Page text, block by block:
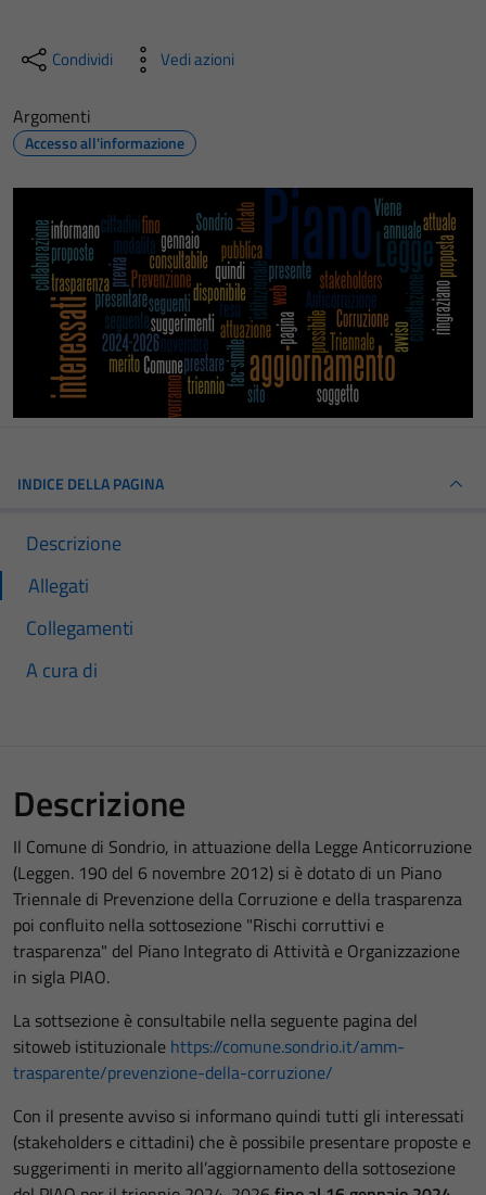
Condividi Vedi azioni
Argomenti
Accesso all'informazione
INDICE DELLA PAGINA
Descrizione
Allegati
Collegamenti
A cura di
Descrizione
Il Comune di Sondrio, in attuazione della Legge Anticorruzione
(Leggen. 190 del 6 novembre 2012) si è dotato di un Piano
Triennale di Prevenzione della Corruzione e della trasparenza
poi confluito nella sottosezione "Rischi corruttivi e
trasparenza" del Piano Integrato di Attività e Organizzazione
in sigla PIAO.
La sottsezione è consultabile nella seguente pagina del
sitoweb istituzionale https://comune.sondrio.it/amm-
trasparente/prevenzione-della-corruzione/
Con il presente avviso si informano quindi tutti gli interessati
(stakeholders e cittadini) che è possibile presentare proposte e
suggerimenti in merito all’aggiornamento della sottosezione